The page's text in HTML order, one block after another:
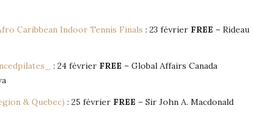
Caribbean Indoor Tennis Finals : 23 février FREE – Rideau
: 24 février FREE – Global Affairs Canada
& Quebec) : 25 février FREE – Sir John A. Macdonald